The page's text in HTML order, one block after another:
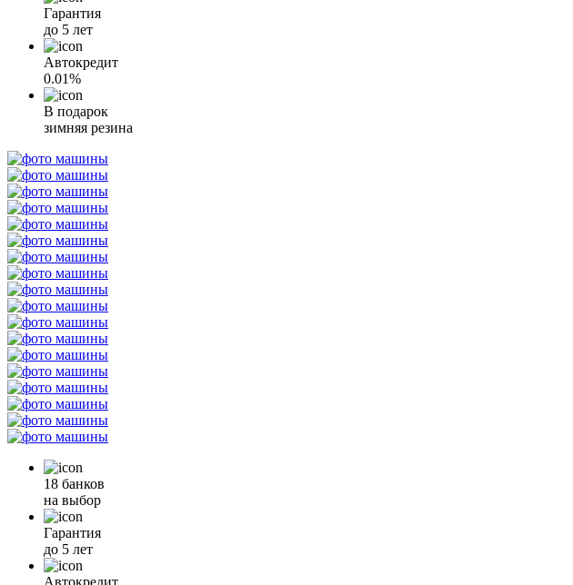
Гарантия
до 5 лет
Автокредит
0.01%
В подарок
зимняя резина
18 банков
на выбор
Гарантия
до 5 лет
Автокредит